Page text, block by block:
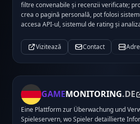
filtre convenabile și recenzii verificate;
crea o pagină personală, pot folosi
accesa API-ul, sistemul de rating și
Vizitează Contact
GAMEMONITORING.DE
Eine Plattform zur Überwachung und
Spieleservern, wo Spieler detaillierte